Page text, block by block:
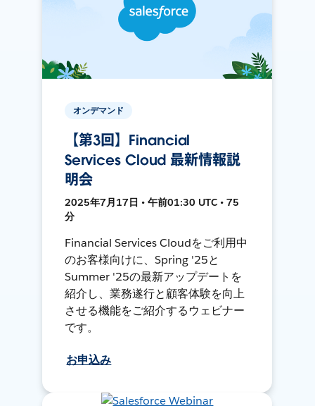
オンデマンド
【第3回】Financial
Services Cloud 最新情報説
明会
2025年7月17日 • 午前01:30 UTC • 75
分
Financial Services Cloudをご利用中
のお客様向けに、Spring '25と
Summer '25の最新アップデートを
紹介し、業務遂行と顧客体験を向上
させる機能をご紹介するウェビナー
です。
お申込み